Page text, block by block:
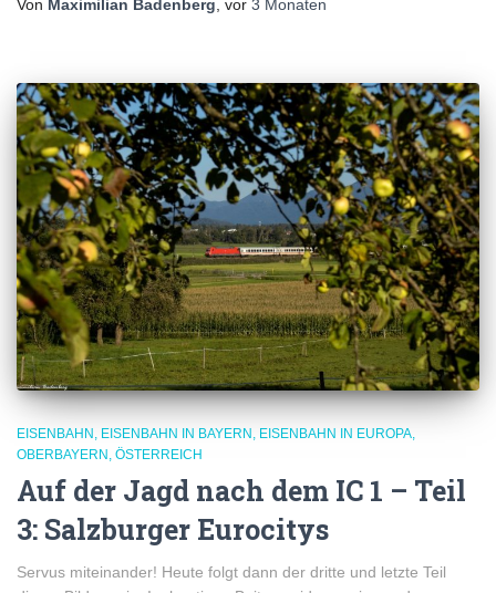
Von Maximilian Badenberg , vor 3 Monaten
EISENBAHN EISENBAHN IN BAYERN
EISENBAHN IN EUROPA
OBERBAYERN ÖSTERREICH
Auf der Jagd nach dem IC 1 – Teil
3: Salzburger Eurocitys
Servus miteinander! Heute folgt dann der dritte und letzte Teil